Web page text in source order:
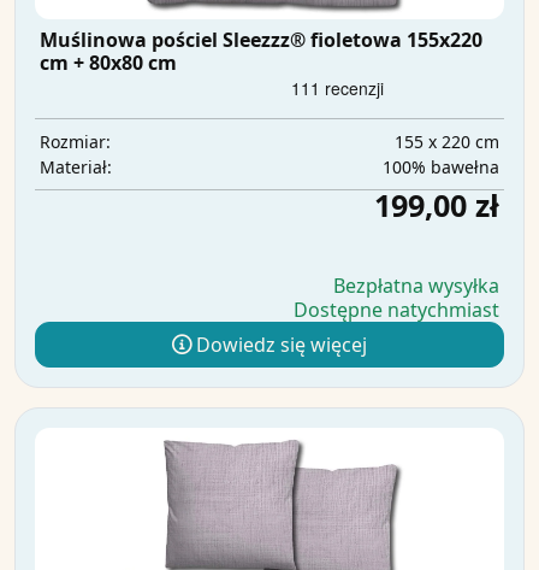
Muślinowa pościel Sleezzz® fioletowa 155x220
cm + 80x80 cm
Rozmiar:
155 x 220 cm
Materiał:
100% bawełna
199,00 zł
Bezpłatna wysyłka
Dostępne natychmiast
Dowiedz się więcej